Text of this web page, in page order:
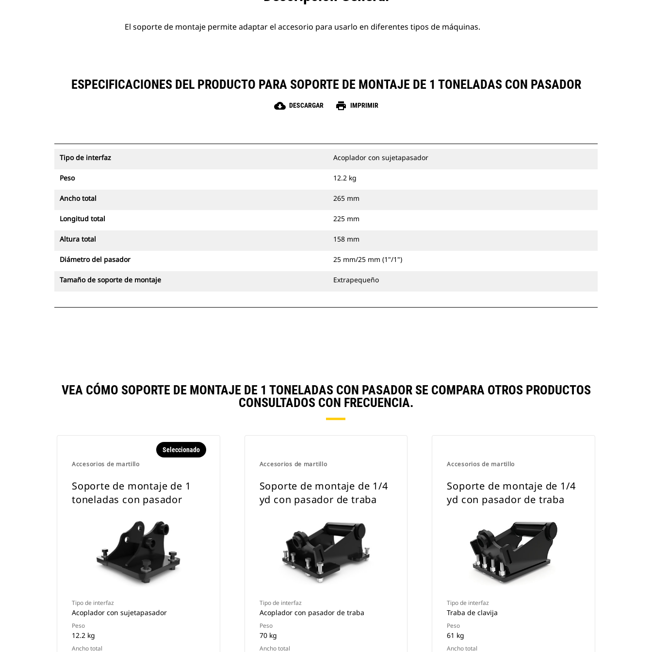
El soporte de montaje permite adaptar el accesorio para usarlo en diferentes tipos de máquinas.
ESPECIFICACIONES DEL PRODUCTO PARA SOPORTE DE MONTAJE DE 1 TONELADAS CON PASADOR
cloud_download DESCARGAR print IMPRIMIR
Tipo de interfaz Acoplador con sujetapasador
Peso 12.2 kg
Ancho total 265 mm
Longitud total 225 mm
Altura total 158 mm
Diámetro del pasador 25 mm/25 mm (1"/1")
Tamaño de soporte de montaje Extrapequeño
VEA CÓMO SOPORTE DE MONTAJE DE 1 TONELADAS CON PASADOR SE COMPARA OTROS PRODUCTOS
CONSULTADOS CON FRECUENCIA.
Accesorios de martillo
Seleccionado
Soporte de montaje de 1
toneladas con pasador
Tipo de interfaz
Acoplador con sujetapasador
Peso
12.2 kg
Ancho total
Accesorios de martillo
Soporte de montaje de 1/4
yd con pasador de traba
Tipo de interfaz
Acoplador con pasador de traba
Peso
70 kg
Ancho total
Accesorios de martillo
Soporte de montaje de 1/4
yd con pasador de traba
Tipo de interfaz
Traba de clavija
Peso
61 kg
Ancho total